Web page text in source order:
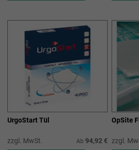
UrgoStart Tül
zzgl. MwSt. Ab 94,92 €
OpSite
zzgl.